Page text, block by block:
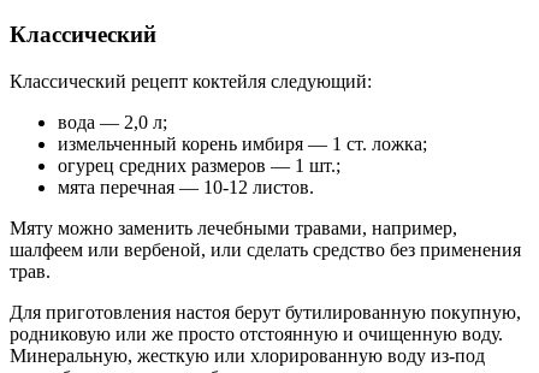
Классический
Классический рецепт коктейля следующий:
вода — 2,0 л;
измельченный корень имбиря — 1 ст. ложка;
огурец средних размеров — 1 шт.;
мята перечная — 10-12 листов.
Мяту можно заменить лечебными травами, например,
шалфеем или вербеной, или сделать средство без применения
трав.
Для приготовления настоя берут бутилированную покупную,
родниковую или же просто отстоянную и очищенную воду.
Минеральную, жесткую или хлорированную воду из-под